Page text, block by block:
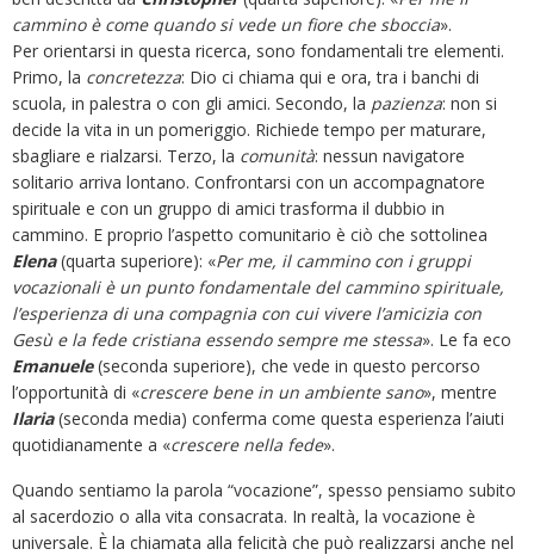
cammino è come quando si vede un fiore che sboccia».
Per orientarsi in questa ricerca, sono fondamentali tre elementi.
Primo, la concretezza: Dio ci chiama qui e ora, tra i banchi di
scuola, in palestra o con gli amici. Secondo, la pazienza: non si
decide la vita in un pomeriggio. Richiede tempo per maturare,
sbagliare e rialzarsi. Terzo, la comunità: nessun navigatore
solitario arriva lontano. Confrontarsi con un accompagnatore
spirituale e con un gruppo di amici trasforma il dubbio in
cammino. E proprio l’aspetto comunitario è ciò che sottolinea
Elena(quarta superiore): «Per me, il cammino con i gruppi
vocazionali è un punto fondamentale del cammino spirituale,
l’esperienza di una compagnia con cui vivere l’amicizia con
Gesù e la fede cristiana essendo sempre me stessa». Le fa eco
Emanuele(seconda superiore), che vede in questo percorso
l’opportunità di «crescere bene in un ambiente sano», mentre
Ilaria(seconda media) conferma come questa esperienza l’aiuti
quotidianamente a «crescere nella fede».
Quando sentiamo la parola “vocazione”, spesso pensiamo subito
al sacerdozio o alla vita consacrata. In realtà, la vocazione è
universale. È la chiamata alla felicità che può realizzarsi anche nel